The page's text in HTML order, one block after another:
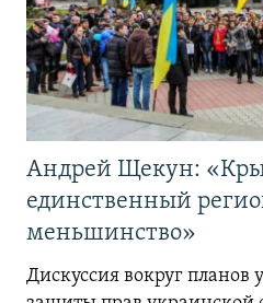
Андрей Щекун:
единственный
меньшинство»
Дискуссия вокруг планов